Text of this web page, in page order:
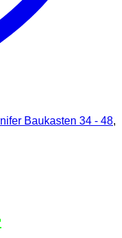
Baukasten 34 - 48,